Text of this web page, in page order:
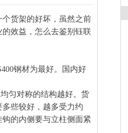
货架的好坏，虽然之前
效益，怎么去鉴别 钰联
钢材为最好。国内好
匀对称的结构越好。货
些较好，越多受力约
的内侧要与立柱侧面紧